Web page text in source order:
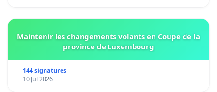
Maintenir les changements volants en Coupe de la
province de Luxembourg
144 signatures
10 Jul 2026